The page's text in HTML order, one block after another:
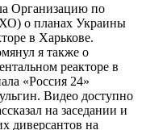
Организацию по
о планах Украины
в Харькове.
я также о
реакторе в
«Россия 24»
Видео доступно
на заседании и
диверсантов на